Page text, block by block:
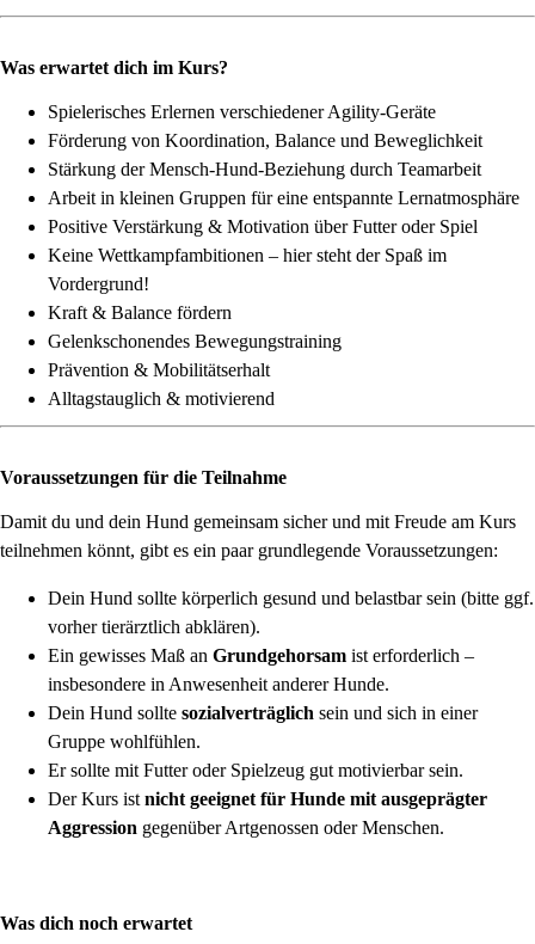
Was erwartet dich im Kurs?
Spielerisches Erlernen verschiedener Agility-Geräte
Förderung von Koordination, Balance und Beweglichkeit
Stärkung der Mensch-Hund-Beziehung durch Teamarbeit
Arbeit in kleinen Gruppen für eine entspannte Lernatmosphäre
Positive Verstärkung & Motivation über Futter oder Spiel
Keine Wettkampfambitionen – hier steht der Spaß im
Vordergrund!
Kraft & Balance fördern
Gelenkschonendes Bewegungstraining
Prävention & Mobilitätserhalt
Alltagstauglich & motivierend
Voraussetzungen für die Teilnahme
Damit du und dein Hund gemeinsam sicher und mit Freude am Kurs
teilnehmen könnt, gibt es ein paar grundlegende Voraussetzungen:
Dein Hund sollte körperlich gesund und belastbar sein (bitte ggf.
vorher tierärztlich abklären).
Ein gewisses Maß an Grundgehorsam ist erforderlich –
insbesondere in Anwesenheit anderer Hunde.
Dein Hund sollte sozialverträglich sein und sich in einer
Gruppe wohlfühlen.
Er sollte mit Futter oder Spielzeug gut motivierbar sein.
Der Kurs ist nicht geeignet für Hunde mit ausgeprägter
Aggression gegenüber Artgenossen oder Menschen.
Was dich noch erwartet